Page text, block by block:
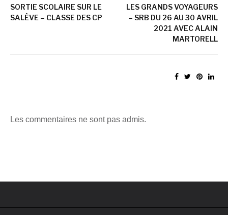
SORTIE SCOLAIRE SUR LE
SALÈVE – CLASSE DES CP
LES GRANDS VOYAGEURS
– SRB DU 26 AU 30 AVRIL
2021 AVEC ALAIN
MARTORELL
Les commentaires ne sont pas admis.